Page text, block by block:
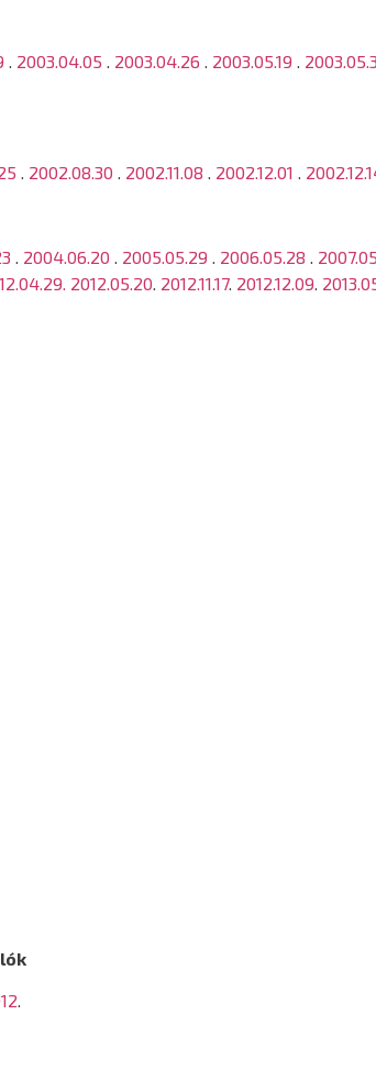
. 2003.04.05 . 2003.04.26 . 2003.05.19 .
. 2002.08.30 . 2002.11.08 . 2002.12.01 .
2004.06.20 2005.05.29 2006.05.28
2012.05.20 2012.11.17. 2012.12.09
.